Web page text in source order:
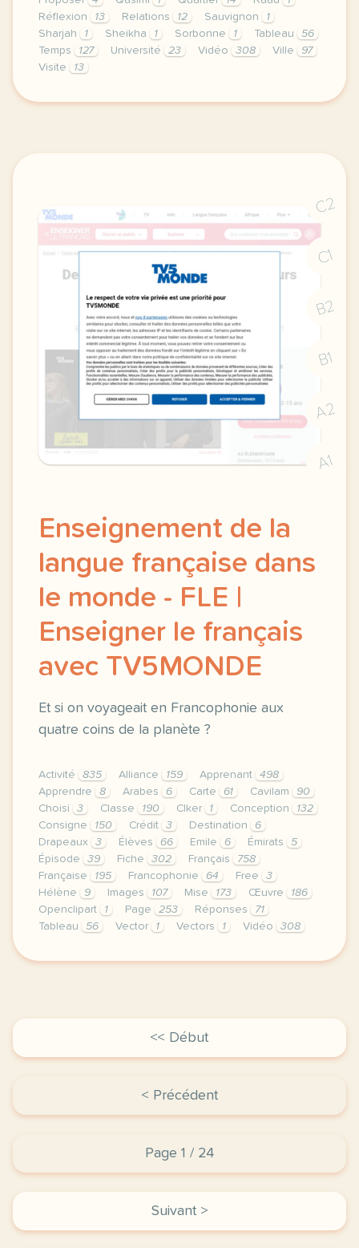
Réflexion
13 Relations 12 Sauvignon
1
Sharjah
1 Sheikha 1 Sorbonne 1 Tableau
56
Temps
127 Université 23 Vidéo 308 Ville
97
Visite
13
le respect de votre vie privee est une priorite
C2
C1
B2
B1
A2
A1
Enseignement de la
langue française dans
le monde - FLE |
Enseigner le français
avec TV5MONDE
Et si on voyageait en Francophonie aux
quatre coins de la planète ?
Activité 835 Alliance 159 Apprenant
498
Apprendre
8 Arabes 6 Carte 61 Cavilam
90
Choisi
3 Classe 190 Clker 1 Conception
132
Consigne
150 Crédit 3 Destination
6
Drapeaux
3 Élèves 66 Emile 6 Émirats
5
Épisode
39 Fiche 302 Français
758
Française
195 Francophonie 64 Free
3
Hélène
9 Images 107 Mise 173 Œuvre
186
Openclipart
1 Page 253 Réponses
71
Tableau
56 Vector 1 Vectors 1 Vidéo 308
le respect de votre vie privee est une priorite
<< Début
< Précédent
Page 1 / 24
Suivant >